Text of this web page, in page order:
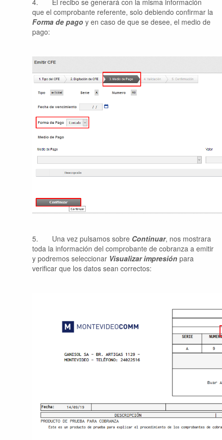
4.
El recibo se generará con la misma información
que el comprobante referente, solo debiendo confirmar la
Forma de pago y en caso de que se desee, el medio de
pago:
5. Una vez pulsamos sobre Continuar, nos mostrara
toda la información del comprobante de cobranza a emitir
y podremos seleccionar Visualizar impresión para
verificar que los datos sean correctos: